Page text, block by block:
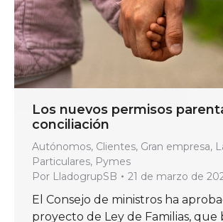
Los nuevos permisos
conciliación
Autónomos, Clientes, Gran empresa,
Particulares, Pymes
Por LladogrupSB 21 de marzo de
El Consejo de ministros ha
proyecto de Ley de Familias, que